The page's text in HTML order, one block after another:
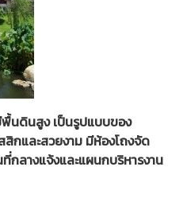
นดินสูง เป็นรูปแบบของ
กและสวยงาม มีห้องโถงจัด
กลางแจ้งและแผนกบริหารงาน